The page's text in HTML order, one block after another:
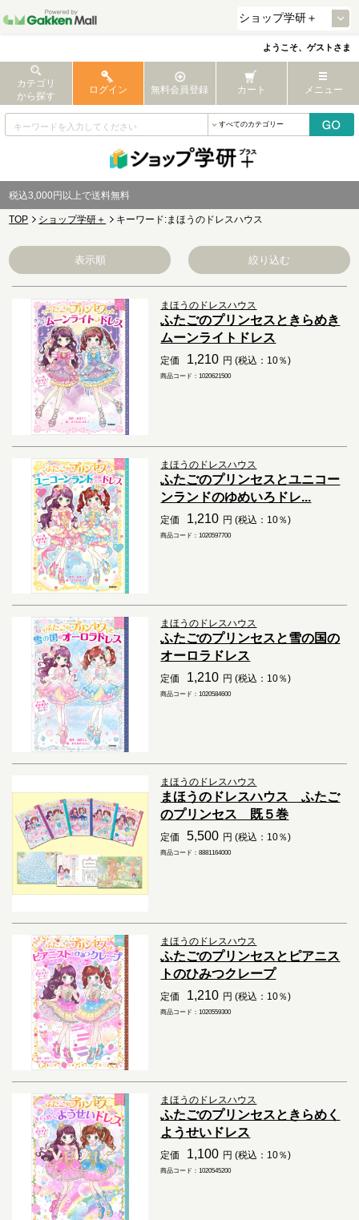
ようこそ、ゲストさま
カテゴリ
から探す
ログイン 無料会員登録 カート メニュー
税込3,000円以上で送料無料
TOP ショップ学研＋ キーワード:まほうのドレスハウス
表示順 絞り込む
まほうのドレスハウス
ふたごのプリンセスときらめき
ムーンライトドレス
定価 1,210 円 (税込：10％)
商品コード：1020621500
まほうのドレスハウス
ふたごのプリンセスとユニコー
ンランドのゆめいろドレ...
定価 1,210 円 (税込：10％)
商品コード：1020597700
まほうのドレスハウス
ふたごのプリンセスと雪の国の
オーロラドレス
定価 1,210 円 (税込：10％)
商品コード：1020584600
まほうのドレスハウス
まほうのドレスハウス ふたご
のプリンセス 既５巻
定価 5,500 円 (税込：10％)
商品コード：8881164000
まほうのドレスハウス
ふたごのプリンセスとピアニス
トのひみつクレープ
定価 1,210 円 (税込：10％)
商品コード：1020559300
まほうのドレスハウス
ふたごのプリンセスときらめく
ようせいドレス
定価 1,100 円 (税込：10％)
商品コード：1020545200